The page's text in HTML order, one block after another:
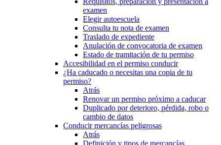
examen
Elegir autoescuela
Consulta tu nota de examen
Traslado de expediente
Anulación de convocatoria de examen
Estado de tramitación de tu permiso
Accesibilidad en el permiso conducir
¿Ha caducado o necesitas una copia de tu
permiso?
Atrás
Renovar un permiso próximo a caducar
Duplicado por deterioro, pérdida, robo o
cambio de datos
Conducir mercancías peligrosas
Atrás